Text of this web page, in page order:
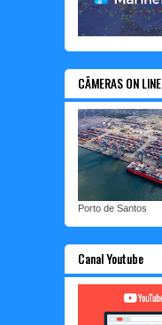
CÂMERAS ON LINE
Porto de Santos
Canal Youtube